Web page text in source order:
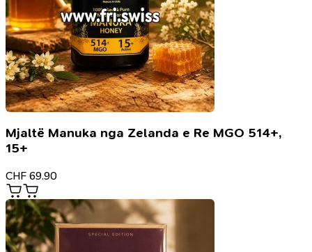
Mjaltë Manuka nga Zelanda e Re MGO 514+,
15+
CHF 69.90